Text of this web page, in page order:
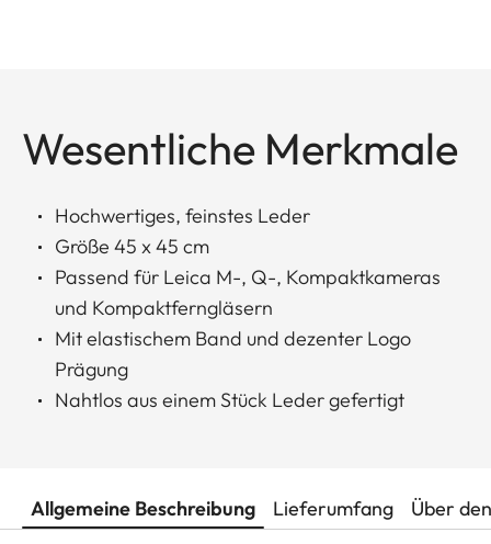
Wesentliche Merkmale
Hochwertiges, feinstes Leder
Größe 45 x 45 cm
Passend für Leica M-, Q-, Kompaktkameras
und Kompaktferngläsern
Mit elastischem Band und dezenter Logo
Prägung
Nahtlos aus einem Stück Leder gefertigt
Allgemeine Beschreibung Lieferumfang Über